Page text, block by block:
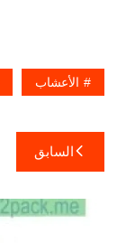
الأعشاب
تصفّح
المقالات
السابق